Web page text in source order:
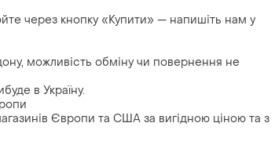
через кнопку «Купити» — напишіть нам у
можливість обміну чи повернення не
в Україну.
Європи та США за вигідною ціною та з